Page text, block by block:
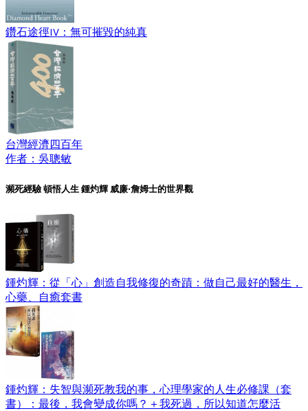
鑽石途徑IV：無可摧毀的純真
台灣經濟四百年
作者：吳聰敏
瀕死經驗 頓悟人生 鍾灼輝 威廉‧詹姆士的世界觀
鍾灼輝：從「心」創造自我修復的奇蹟：做自己最好的醫生，
心藥、自癒套書
鍾灼輝：失智與瀕死教我的事，心理學家的人生必修課（套
書）：最後，我會變成你嗎？＋我死過，所以知道怎麼活